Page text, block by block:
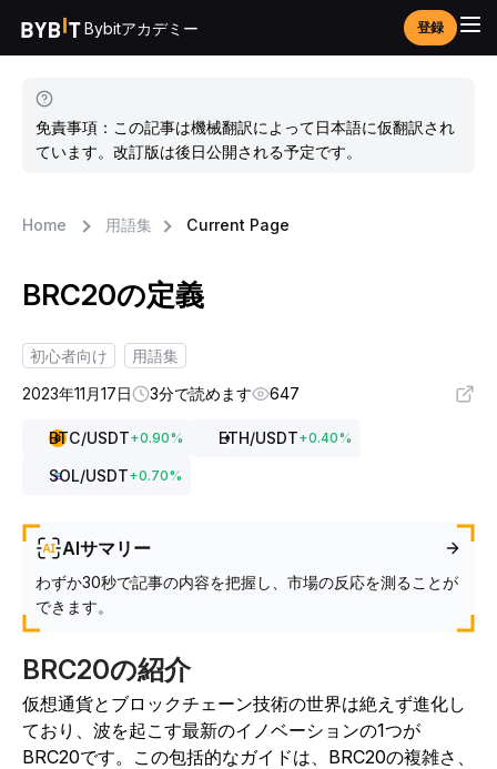
Bybitアカデミー 登録
免責事項：この記事は機械翻訳によって日本語に仮翻訳され
ています。改訂版は後日公開される予定です。
Home 用語集 Current Page
BRC20の定義
初心者向け
用語集
2023年11月17日
3分で読めます 647
BTC/USDT+0.90% ETH/USDT+0.40%
SOL/USDT+0.70%
AIサマリー
わずか30秒で記事の内容を把握し、市場の反応を測ることが
できます。
BRC20の紹介
仮想通貨とブロックチェーン技術の世界は絶えず進化し
ており、波を起こす最新のイノベーションの1つが
BRC20です。この包括的なガイドは、BRC20の複雑さ、